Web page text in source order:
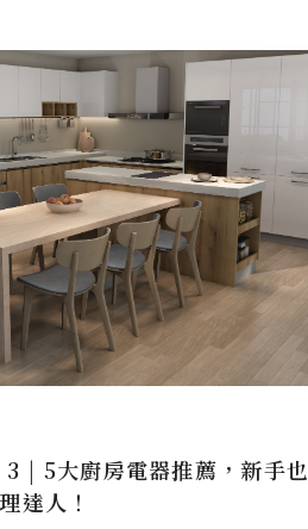
| 5大廚房電器推薦，新手也
達人！